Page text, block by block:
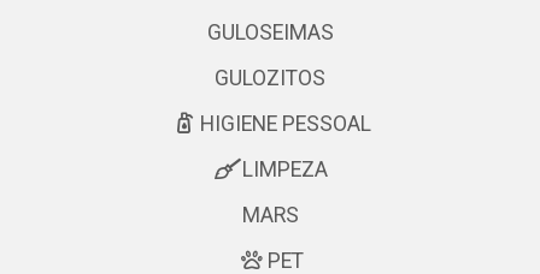
GULOSEIMAS
GULOZITOS
HIGIENE PESSOAL
LIMPEZA
MARS
PET